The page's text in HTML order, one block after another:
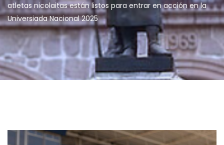
atletas nicolaitas están listos para entrar en acción en la
Universiada Nacional 2025